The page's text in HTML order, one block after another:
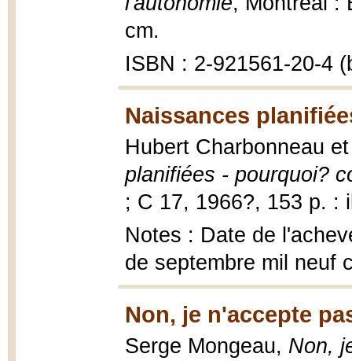
cm.
ISBN : 2-921561-20-4
Naissances
Hubert Charbonneau
planifiées - pourquoi?
; C 17, 1966?, 153 p. :
Notes : Date de
de septembre mil neuf
Non, je n'accepte
Serge Mongeau, Non,